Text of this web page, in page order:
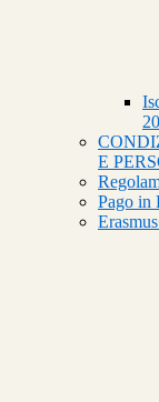
E
Pago in